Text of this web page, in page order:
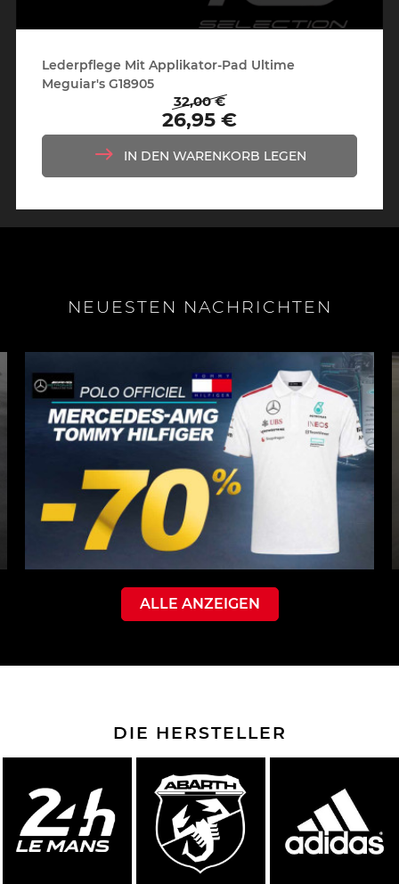
Lederpflege Mit Applikator-Pad Ultime
Meguiar's G18905
Regulärer
Preis
32,00 €
Preis
26,95 €
IN DEN WARENKORB LEGEN
NEUESTEN NACHRICHTEN
ALLE ANZEIGEN
DIE HERSTELLER